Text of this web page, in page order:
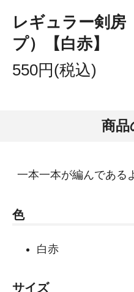
レギュラー剣房
プ）【白赤】
550円(税込)
商品
一本一本が編んである
色
白赤
サイズ